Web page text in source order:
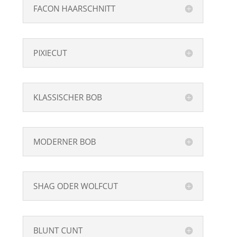
FACON HAARSCHNITT
PIXIECUT
KLASSISCHER BOB
MODERNER BOB
SHAG ODER WOLFCUT
BLUNT CUNT